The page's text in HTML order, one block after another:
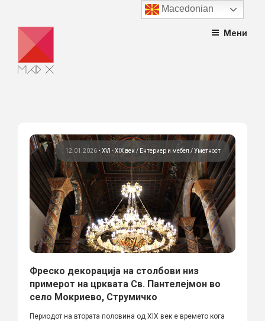
content
Мени
12.01.2026 • XVI - XIX век Ентериер и мебел Уметност
Фреско декорација на столбови низ
примерот на црквата Св. Пантелејмон во
село Мокриево, Струмичко
Периодот на втората половина од XIX век е времето кога
Macedonian